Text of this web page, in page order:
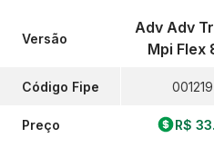
Versão
Código Fipe
Preço
Adv Adv
Mpi Flex
R$